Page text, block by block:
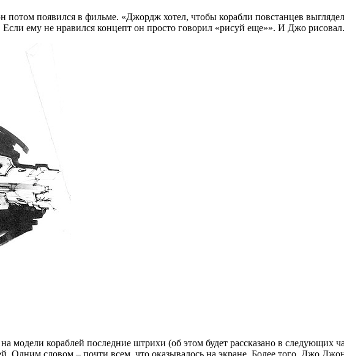
появился в фильме. «Джордж хотел, чтобы корабли повстанцев
ему не нравился концепт он просто говорил «рисуй еще»». И Джо рисовал.
модели кораблей последние штрихи (об этом будет рассказано в следующих